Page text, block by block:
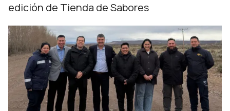
edición de Tienda de Sabores